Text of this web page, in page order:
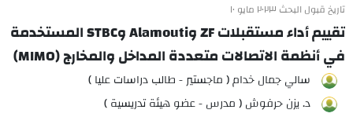
تاريخ قبول البحث ٢٠٢٣ مايو ١٠
تقييم أداء مستقبلات ZF وAlamouti وSTBC المستخدمة
في أنظمة الاتصالات متعددة المداخل والمخارج (MIMO)
سالي جمال خدام ( ماجستير - طالب دراسات عليا )
د. يزن حرفوش ( مدرس - عضو هيئة تدريسية )